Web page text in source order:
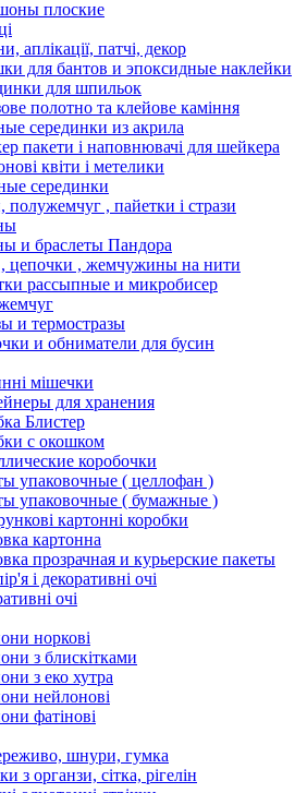
плоские
аплікації, патчі, декор
для бантов и эпоксидные наклейки
для шпильок
полотно та клейове каміння
серединки из акрила
пакети і наповнювачі для шейкера
квіти і метелики
серединки
, пайетки і стрази
и браслеты Пандора
цепочки , жемчужины на нити
рассыпные и микробисер
и термостразы
и обниматели для бусин
мішечки
для хранения
Блистер
с окошком
коробочки
упаковочные ( целлофан )
упаковочные ( бумажные )
картонні коробки
картонна
прозрачная и курьерские пакеты
і декоративні очі
очі
норкові
з блискітками
з еко хутра
нейлонові
фатінові
шнури, гумка
з органзи, сітка, рігелін